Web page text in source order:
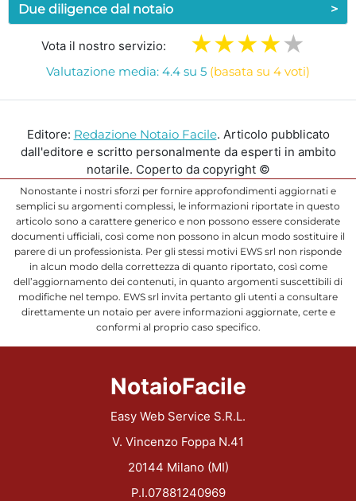
Due diligence dal notaio
>
Vota il nostro servizio:
Valutazione media: 4.4 su 5 (basata su 4 voti)
Editore: Redazione Notaio Facile. Articolo pubblicato
dall'editore e scritto personalmente da esperti in ambito
notarile. Coperto da copyright ©
Nonostante i nostri sforzi per fornire approfondimenti aggiornati e
semplici su argomenti complessi, le informazioni riportate in questo
articolo sono a carattere generico e non possono essere considerate
documenti ufficiali, così come non possono in alcun modo sostituire il
parere di un professionista. Per gli stessi motivi EWS srl non risponde
in alcun modo della correttezza di quanto riportato, così come
dell’aggiornamento dei contenuti, in quanto argomenti suscettibili di
modifiche nel tempo. EWS srl invita pertanto gli utenti a consultare
direttamente un notaio per avere informazioni aggiornate, certe e
conformi al proprio caso specifico.
NotaioFacile
Easy Web Service S.R.L.
V. Vincenzo Foppa N.41
20144 Milano (MI)
P.I.07881240969